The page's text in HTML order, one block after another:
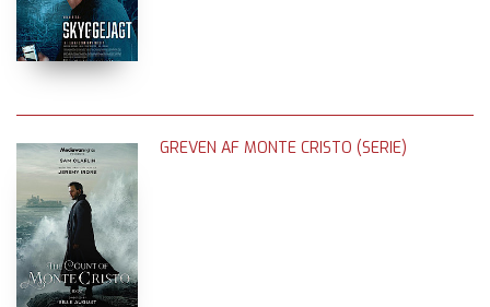
GREVEN AF MONTE CRISTO (SERIE)